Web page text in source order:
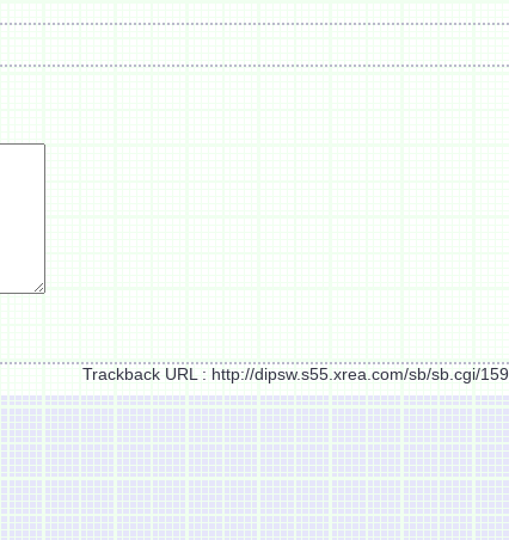
Trackback URL : http://dipsw.s55.xrea.com/sb/sb.cgi/159